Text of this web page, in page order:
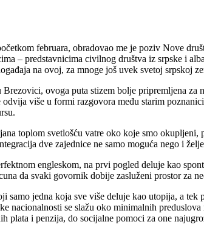
februara, obradovao me je poziv Nove
– predstavnicima civilnog društva iz srpske i
na ovoj, za mnoge još uvek svetoj srpskoj
ovoga puta stizem bolje pripremljena
više u formi razgovora među starim
toplom svetlošću vatre oko koje smo
dve zajednice ne samo moguća nego i
engleskom, na prvi pogled deluje kao
da svaki govornik dobije zasluženi prostor za
samo jedna koja sve više deluje kao utopija, a
nacionalnosti se slažu oko minimalnih
plata i penzija, do socijalne pomoci za one